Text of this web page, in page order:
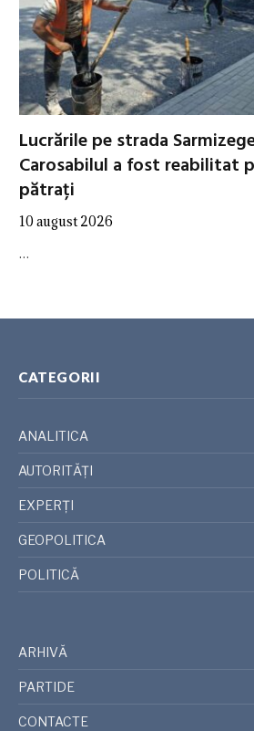
Lucrările pe strada
Carosabilul a fost reabilitat
pătrați
10 august 2026
…
CATEGORII
ANALITICA
AUTORITĂȚI
EXPERȚI
GEOPOLITICA
POLITICĂ
ARHIVĂ
PARTIDE
CONTACTE